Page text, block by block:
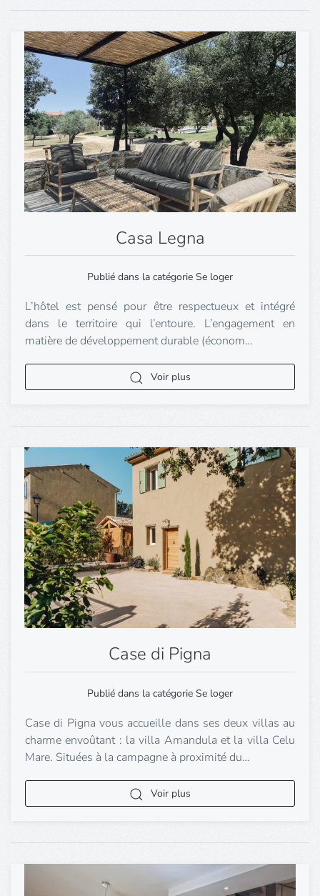
Casa Legna
Publié dans la catégorie Se loger
L’hôtel est pensé pour être respectueux et intégré
dans le territoire qui l’entoure. L’engagement en
matière de développement durable (économ…
Voir plus
Case di Pigna
Publié dans la catégorie Se loger
Case di Pigna vous accueille dans ses deux villas au
charme envoûtant : la villa Amandula et la villa Celu
Mare. Situées à la campagne à proximité du…
Voir plus